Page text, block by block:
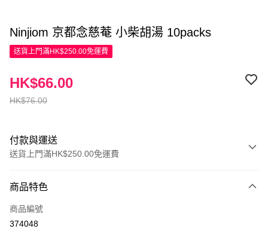
Ninjiom 京都念慈菴 小柴胡湯 10packs
送貨上門滿HK$250.00免運費
HK$76.00
HK$66.00
付款與運送
送貨上門滿HK$250.00免運費
信用卡
Apple Pay
商品特色
商品編號
374048